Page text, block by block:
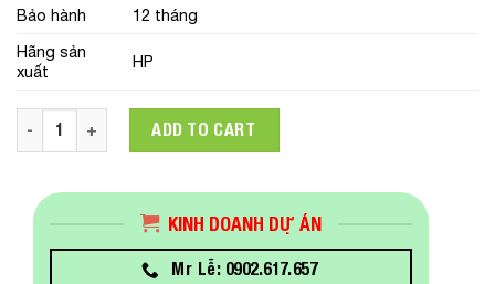
Bảo hành
12 tháng
Hãng sản
xuất
HP
Máy bộ hãng HP 280 Pro G5 SFF (i3-10100/8GB RAM/256GB
ADD TO CART
KINH DOANH DỰ ÁN
Mr Lễ: 0902.617.657